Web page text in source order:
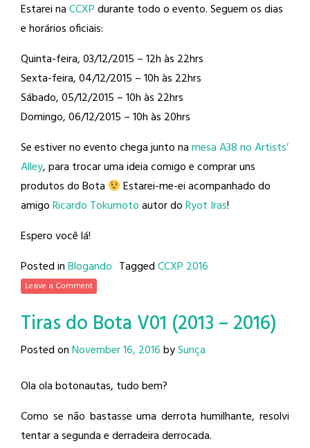
Estarei naCCXPdurante todo o evento. Seguem os dias
e horários oficiais:
Quinta-feira, 03/12/2015 – 12h às 22hrs
Sexta-feira, 04/12/2015 – 10h às 22hrs
Sábado, 05/12/2015 – 10h às 22hrs
Domingo, 06/12/2015 – 10h às 20hrs
Se estiver no evento chega junto namesa A38 no Artists’
Alley, para trocar uma ideia comigo e comprar uns
produtos do Bota
Estarei-me-ei acompanhado do
amigoRicardo Tokumotoautor doRyot Iras!
Espero você lá!
Posted inBlogando TaggedCCXP 2016
Leave a Comment
Tiras do Bota V01 (2013 – 2016)
Posted onNovember 16, 2016bySunça
Ola ola botonautas, tudo bem?
Como se não bastasse uma derrota humilhante, resolvi
tentar a segunda e derradeira derrocada.